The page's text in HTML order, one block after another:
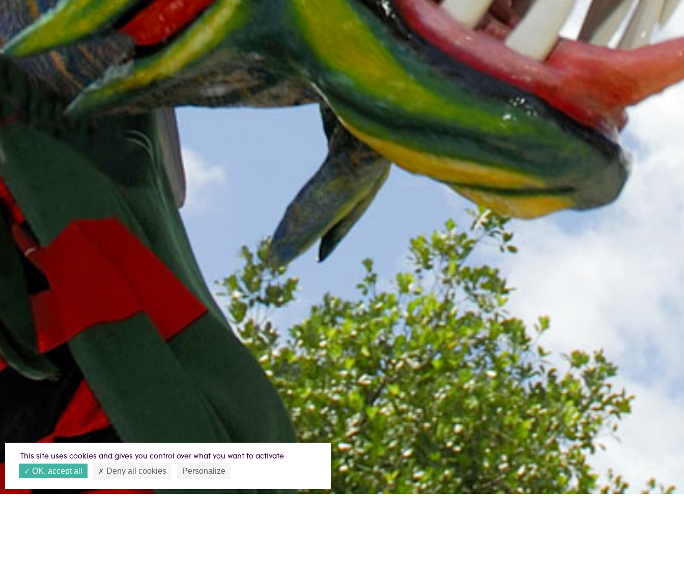
This site uses cookies and gives you control over what you want to activate
OK, accept all Deny all cookies Personalize